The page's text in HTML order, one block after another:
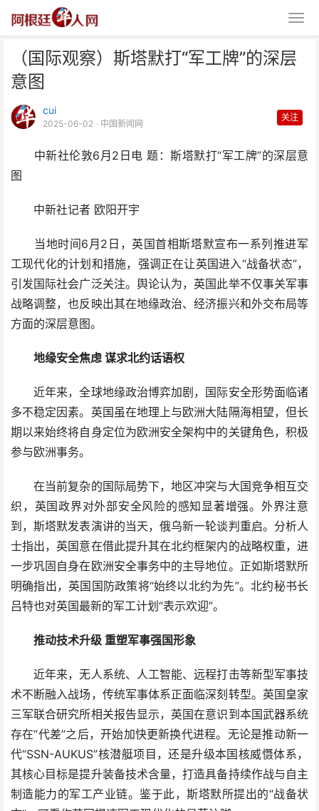
（国际观察）斯塔默打“军工牌”的深层
意图
cui
2025-06-02 · 中国新闻网
关注
中新社伦敦6月2日电 题：斯塔默打“军工牌”的深层意
图
中新社记者 欧阳开宇
当地时间6月2日，英国首相斯塔默宣布一系列推进军
工现代化的计划和措施，强调正在让英国进入“战备状态”，
引发国际社会广泛关注。舆论认为，英国此举不仅事关军事
战略调整，也反映出其在地缘政治、经济振兴和外交布局等
方面的深层意图。
地缘安全焦虑 谋求北约话语权
近年来，全球地缘政治博弈加剧，国际安全形势面临诸
多不稳定因素。英国虽在地理上与欧洲大陆隔海相望，但长
期以来始终将自身定位为欧洲安全架构中的关键角色，积极
参与欧洲事务。
在当前复杂的国际局势下，地区冲突与大国竞争相互交
织，英国政界对外部安全风险的感知显著增强。外界注意
到，斯塔默发表演讲的当天，俄乌新一轮谈判重启。分析人
士指出，英国意在借此提升其在北约框架内的战略权重，进
一步巩固自身在欧洲安全事务中的主导地位。正如斯塔默所
明确指出，英国国防政策将“始终以北约为先”。北约秘书长
吕特也对英国最新的军工计划“表示欢迎”。
推动技术升级 重塑军事强国形象
近年来，无人系统、人工智能、远程打击等新型军事技
术不断融入战场，传统军事体系正面临深刻转型。英国皇家
三军联合研究所相关报告显示，英国在意识到本国武器系统
存在“代差”之后，开始加快更新换代进程。无论是推动新一
代“SSN-AUKUS”核潜艇项目，还是升级本国核威慑体系，
其核心目标是提升装备技术含量，打造具备持续作战与自主
制造能力的军工产业链。鉴于此，斯塔默所提出的“战备状
（国际观察）斯塔默打“军工牌”的